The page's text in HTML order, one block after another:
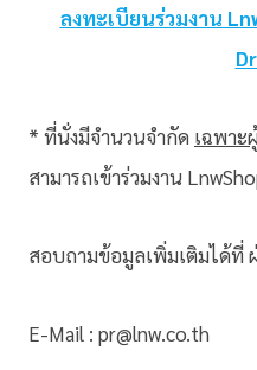
ลงทะเบียนร่วมงาน
* ที่นั่งมีจำนวนจำกัด เฉพาะ
สามารถเข้าร่วมงาน
สอบถามข้อมูลเพิ่มเติมได้ที่
E-Mail : pr@lnw.co.th